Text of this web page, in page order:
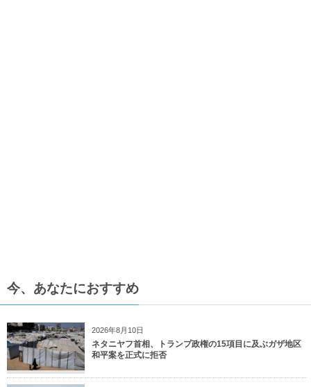
今、あなたにおすすめ
2026年8月10日
ネタニヤフ首相、トランプ政権の15項目に及ぶガザ地区
和平案を正式に拒否